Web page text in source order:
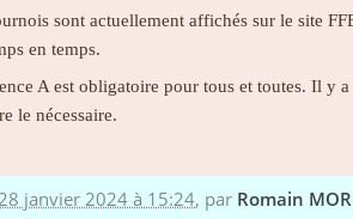
sont actuellement affichés sur le site
en temps.
A est obligatoire pour tous et toutes. Il y
le nécessaire.
janvier 2024 à 15:24, par Romain